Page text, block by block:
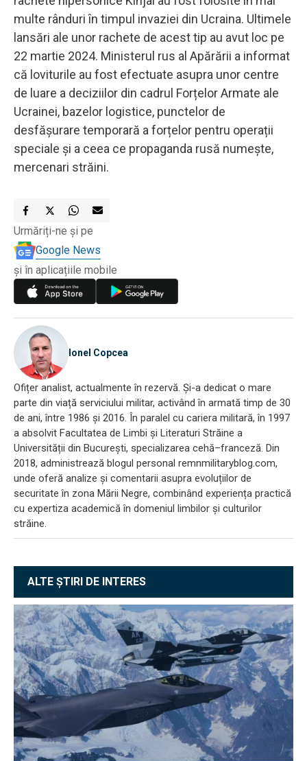
multe rânduri în timpul invaziei din Ucraina. Ultimele
lansări ale unor rachete de acest tip au avut loc pe
22 martie 2024. Ministerul rus al Apărării a informat
că loviturile au fost efectuate asupra unor centre
de luare a deciziilor din cadrul Forțelor Armate ale
Ucrainei, bazelor logistice, punctelor de
desfășurare temporară a forțelor pentru operații
speciale și a ceea ce propaganda rusă numește,
mercenari străini.
Urmăriți-ne și pe
Google News
și în aplicațiile mobile
Ionel Copcea
Ofițer analist, actualmente în rezervă. Și-a dedicat o mare
parte din viață serviciului militar, activând în armată timp de 30
de ani, între 1986 și 2016. În paralel cu cariera militară, în 1997
a absolvit Facultatea de Limbi și Literaturi Străine a
Universității din București, specializarea cehă–franceză. Din
2018, administrează blogul personal remnmilitaryblog.com,
unde oferă analize și comentarii asupra evoluțiilor de
securitate în zona Mării Negre, combinând experiența practică
cu expertiza academică în domeniul limbilor și culturilor
străine.
ALTE ȘTIRI DE INTERES